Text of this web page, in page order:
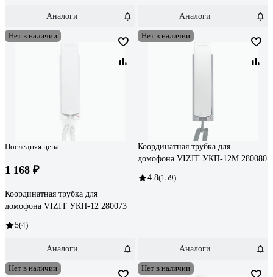
Аналоги Аналоги
Нет в наличии
Последняя цена
1 168 ₽
Координатная трубка для
домофона VIZIT УКП-12 280073
5(4)
Аналоги
Нет в наличии
Координатная трубка для
домофона VIZIT УКП-12М 280080
4.8(159)
Аналоги
Нет в наличии Нет в наличии